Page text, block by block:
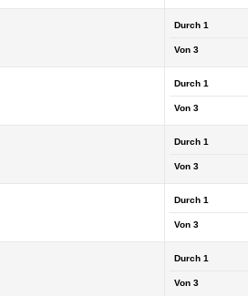
Durch 1
Von 3
Durch 1
Von 3
Durch 1
Von 3
Durch 1
Von 3
Durch 1
Von 3